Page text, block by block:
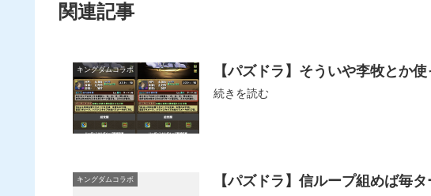
関連記事
キングダムコラボ 【パズドラ】そういや李牧とか
続きを読む
キングダムコラボ 【パズドラ】信ループ組めば毎